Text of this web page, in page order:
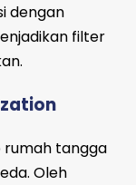
dengan
filter
rumah tangga
Oleh